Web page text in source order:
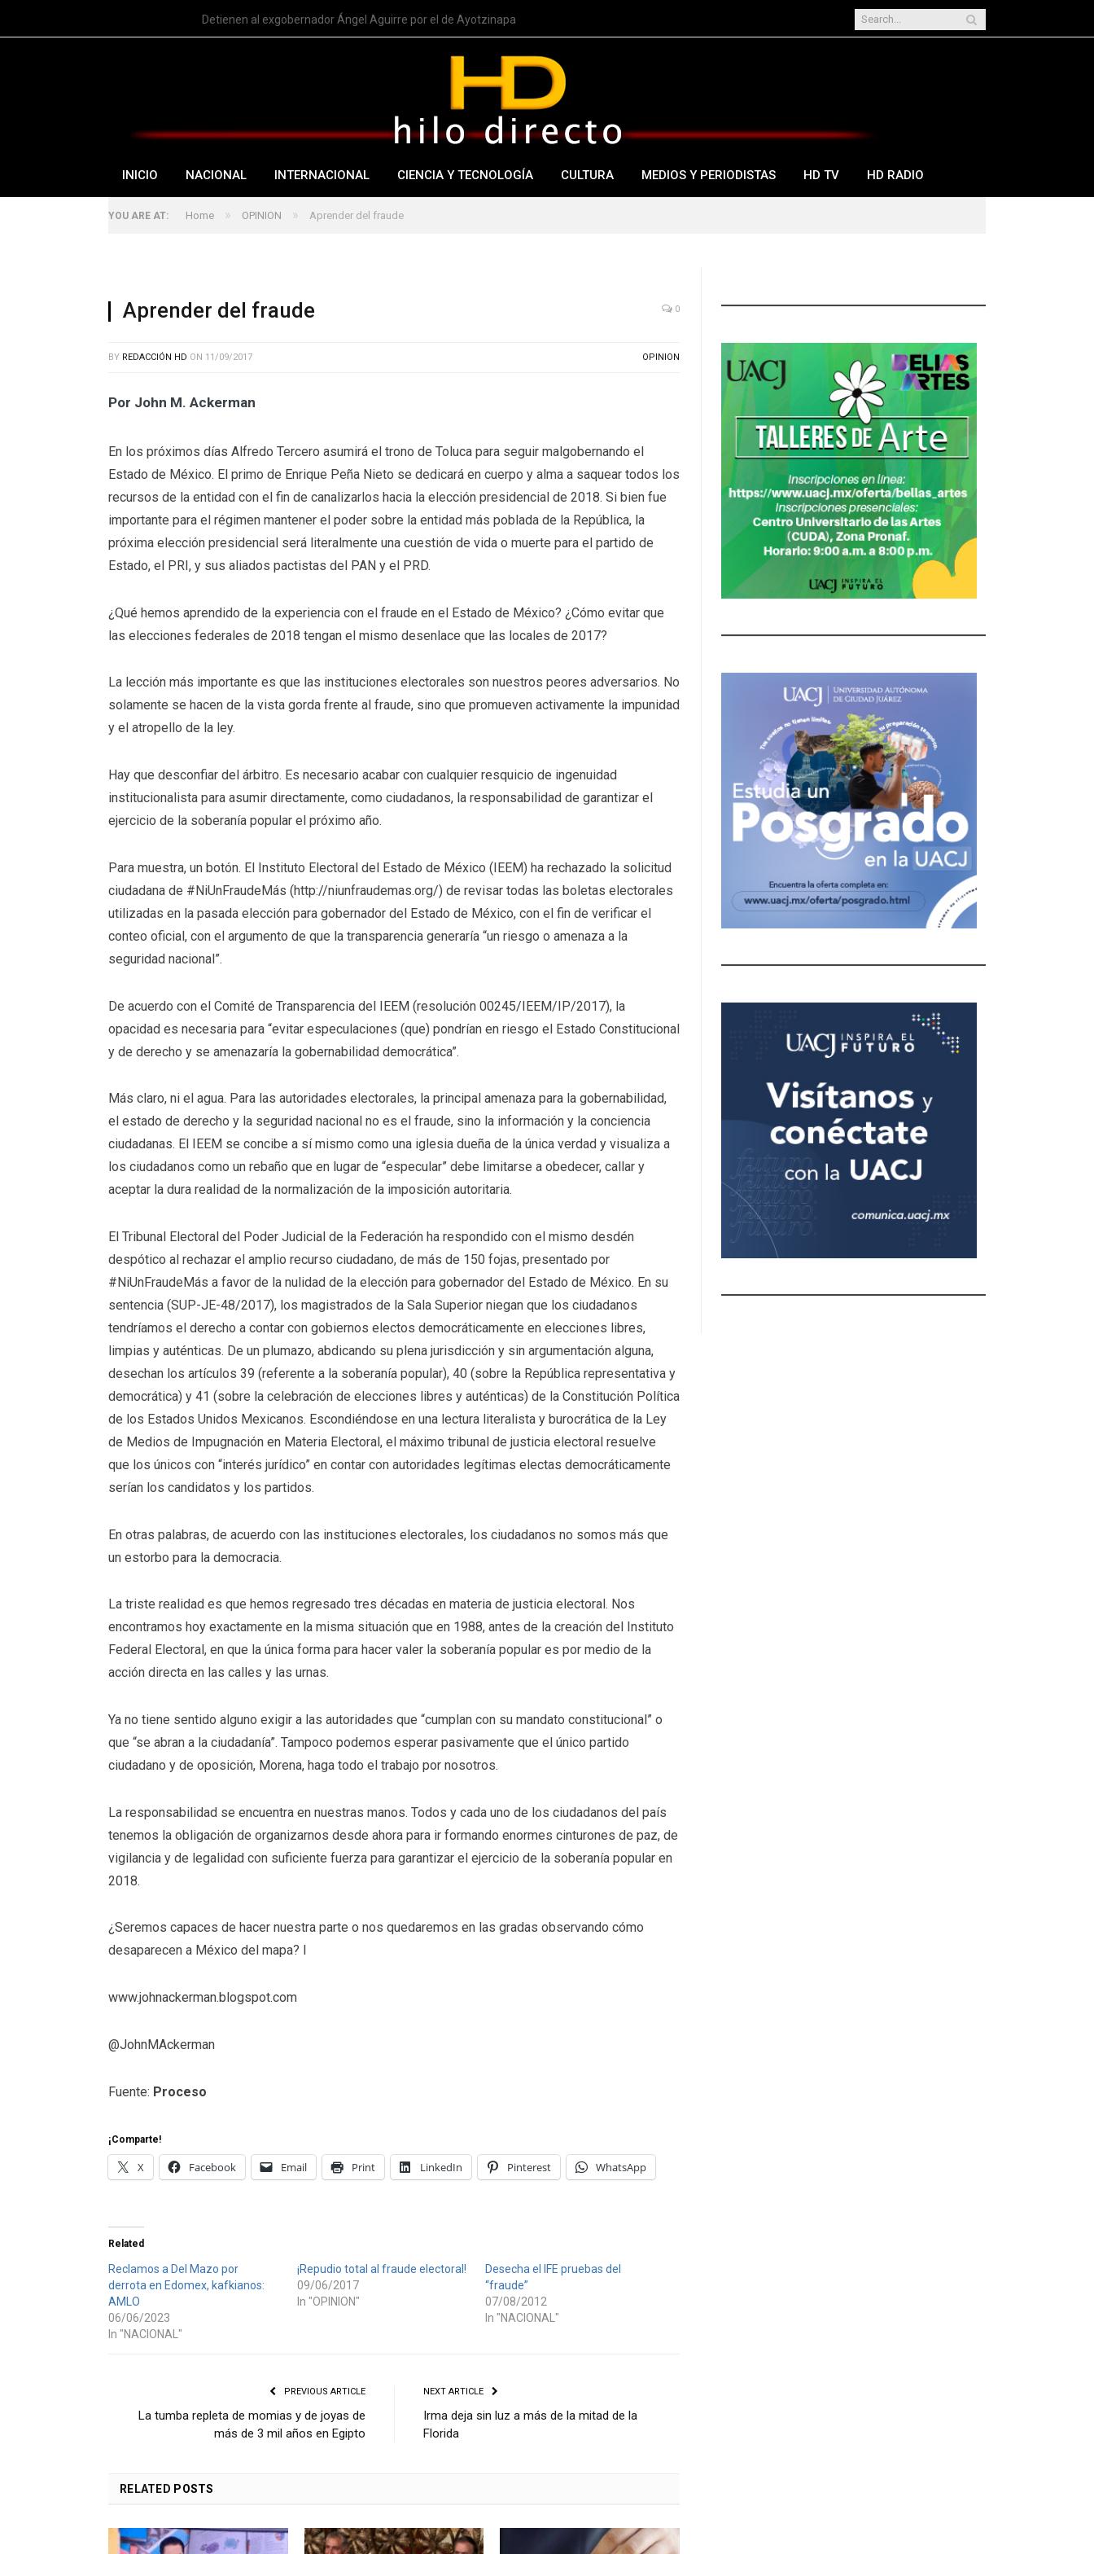
Detienen al exgobernador Ángel Aguirre por el de Ayotzinapa
INICIO NACIONAL INTERNACIONAL CIENCIA Y TECNOLOGÍA CULTURA MEDIOS Y PERIODISTAS HD TV HD RADIO
YOU ARE AT: Home » OPINION » Aprender del fraude
Aprender del fraude 0
BY REDACCIÓN HD ON 11/09/2017 OPINION
Por John M. Ackerman
En los próximos días Alfredo Tercero asumirá el trono de Toluca para seguir malgobernando el
Estado de México. El primo de Enrique Peña Nieto se dedicará en cuerpo y alma a saquear todos los
recursos de la entidad con el fin de canalizarlos hacia la elección presidencial de 2018. Si bien fue
importante para el régimen mantener el poder sobre la entidad más poblada de la República, la
próxima elección presidencial será literalmente una cuestión de vida o muerte para el partido de
Estado, el PRI, y sus aliados pactistas del PAN y el PRD.
¿Qué hemos aprendido de la experiencia con el fraude en el Estado de México? ¿Cómo evitar que
las elecciones federales de 2018 tengan el mismo desenlace que las locales de 2017?
La lección más importante es que las instituciones electorales son nuestros peores adversarios. No
solamente se hacen de la vista gorda frente al fraude, sino que promueven activamente la impunidad
y el atropello de la ley.
Hay que desconfiar del árbitro. Es necesario acabar con cualquier resquicio de ingenuidad
institucionalista para asumir directamente, como ciudadanos, la responsabilidad de garantizar el
ejercicio de la soberanía popular el próximo año.
Para muestra, un botón. El Instituto Electoral del Estado de México (IEEM) ha rechazado la solicitud
ciudadana de #NiUnFraudeMás (http://niunfraudemas.org/) de revisar todas las boletas electorales
utilizadas en la pasada elección para gobernador del Estado de México, con el fin de verificar el
conteo oficial, con el argumento de que la transparencia generaría “un riesgo o amenaza a la
seguridad nacional”.
De acuerdo con el Comité de Transparencia del IEEM (resolución 00245/IEEM/IP/2017), la
opacidad es necesaria para “evitar especulaciones (que) pondrían en riesgo el Estado Constitucional
y de derecho y se amenazaría la gobernabilidad democrática”.
Más claro, ni el agua. Para las autoridades electorales, la principal amenaza para la gobernabilidad,
el estado de derecho y la seguridad nacional no es el fraude, sino la información y la conciencia
ciudadanas. El IEEM se concibe a sí mismo como una iglesia dueña de la única verdad y visualiza a
los ciudadanos como un rebaño que en lugar de “especular” debe limitarse a obedecer, callar y
aceptar la dura realidad de la normalización de la imposición autoritaria.
El Tribunal Electoral del Poder Judicial de la Federación ha respondido con el mismo desdén
despótico al rechazar el amplio recurso ciudadano, de más de 150 fojas, presentado por
#NiUnFraudeMás a favor de la nulidad de la elección para gobernador del Estado de México. En su
sentencia (SUP-JE-48/2017), los magistrados de la Sala Superior niegan que los ciudadanos
tendríamos el derecho a contar con gobiernos electos democráticamente en elecciones libres,
limpias y auténticas. De un plumazo, abdicando su plena jurisdicción y sin argumentación alguna,
desechan los artículos 39 (referente a la soberanía popular), 40 (sobre la República representativa y
democrática) y 41 (sobre la celebración de elecciones libres y auténticas) de la Constitución Política
de los Estados Unidos Mexicanos. Escondiéndose en una lectura literalista y burocrática de la Ley
de Medios de Impugnación en Materia Electoral, el máximo tribunal de justicia electoral resuelve
que los únicos con “interés jurídico” en contar con autoridades legítimas electas democráticamente
serían los candidatos y los partidos.
En otras palabras, de acuerdo con las instituciones electorales, los ciudadanos no somos más que
un estorbo para la democracia.
La triste realidad es que hemos regresado tres décadas en materia de justicia electoral. Nos
encontramos hoy exactamente en la misma situación que en 1988, antes de la creación del Instituto
Federal Electoral, en que la única forma para hacer valer la soberanía popular es por medio de la
acción directa en las calles y las urnas.
Ya no tiene sentido alguno exigir a las autoridades que “cumplan con su mandato constitucional” o
que “se abran a la ciudadanía”. Tampoco podemos esperar pasivamente que el único partido
ciudadano y de oposición, Morena, haga todo el trabajo por nosotros.
La responsabilidad se encuentra en nuestras manos. Todos y cada uno de los ciudadanos del país
tenemos la obligación de organizarnos desde ahora para ir formando enormes cinturones de paz, de
vigilancia y de legalidad con suficiente fuerza para garantizar el ejercicio de la soberanía popular en
2018.
¿Seremos capaces de hacer nuestra parte o nos quedaremos en las gradas observando cómo
desaparecen a México del mapa? l
www.johnackerman.blogspot.com
@JohnMAckerman
Fuente: Proceso
¡Comparte!
X Facebook Email Print LinkedIn Pinterest WhatsApp
Related
Reclamos a Del Mazo por
derrota en Edomex, kafkianos:
AMLO
06/06/2023
In "NACIONAL"
¡Repudio total al fraude electoral!
09/06/2017
In "OPINION"
Desecha el IFE pruebas del
“fraude”
07/08/2012
In "NACIONAL"
PREVIOUS ARTICLE
La tumba repleta de momias y de joyas de
más de 3 mil años en Egipto
NEXT ARTICLE
Irma deja sin luz a más de la mitad de la
Florida
RELATED POSTS